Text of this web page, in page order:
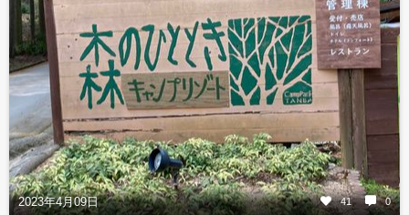
2023年4月09日 41 0